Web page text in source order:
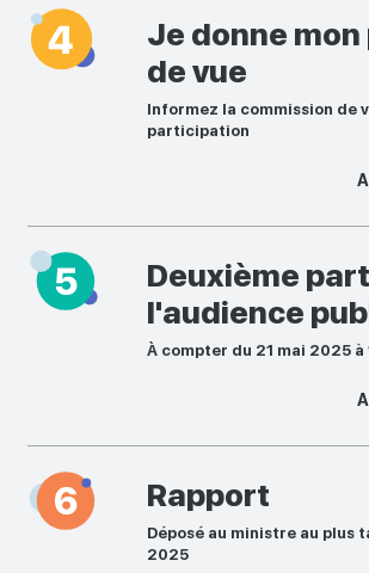
Je donne
de vue
Informez la commission de
participation
Deuxième
l'audience
À compter du 21 mai 2025 à
Rapport
Déposé au ministre au plus
2025